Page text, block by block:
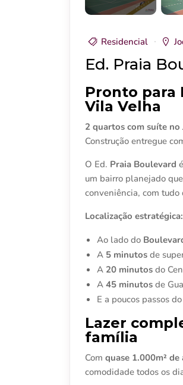
Residencial
Ed. Praia
Pronto para
Vila Velha
2 quartos com suíte no
Construção entregue
O Ed. Praia Boulevard
um bairro planejado
conveniência, com
Localização estratégica:
Ao lado do
A 5 minutos de
A 20 minutos do
A 45 minutos de
E a poucos passos do
Lazer
família
Com quase 1.000m² de
comodidade todos os